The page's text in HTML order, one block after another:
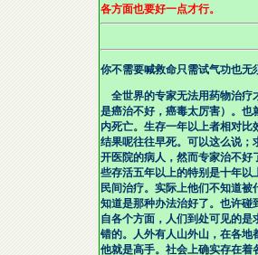
各方面也要好一点才行。
你不需要喊救命只需试气功也无
全世界的专家无法用药物治疗
是癌治不好，癌毒太厉害）。也
内死亡。生存一年以上者相对
结果呢往往早死。可以这么说；
开医院的病人，然而专家治不好
些存活五年以上的特别是十年以
民间治疗。实际上他们不知道
知道是那种办法治好了。也许碰
自各个方面，人们到处可见的
错的。人外有人山外山，在各地
他就是高手。社会上确实存在着